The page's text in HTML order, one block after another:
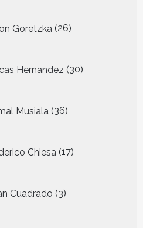
Goretzka 26
producten
Hernandez 30
producten
Musiala 36
producten
Chiesa 17
producten
Cuadrado 3
producten